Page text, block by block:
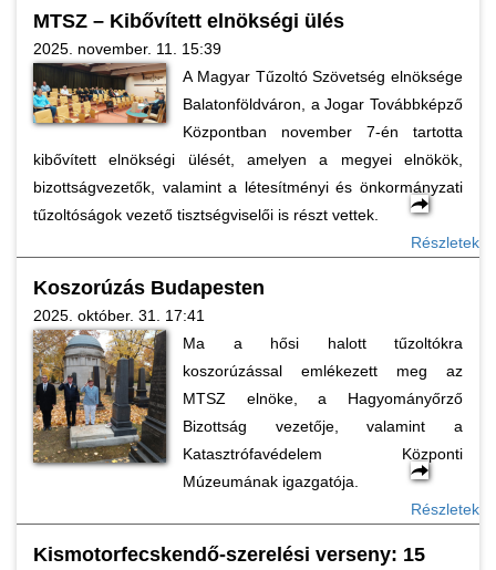
MTSZ – Kibővített elnökségi ülés
2025. november. 11. 15:39
A Magyar Tűzoltó Szövetség elnöksége
Balatonföldváron, a Jogar Továbbképző
Központban november 7-én tartotta
kibővített elnökségi ülését, amelyen a megyei elnökök,
bizottságvezetők, valamint a létesítményi és önkormányzati
tűzoltóságok vezető tisztségviselői is részt vettek.
Részletek
Koszorúzás Budapesten
2025. október. 31. 17:41
Ma a hősi halott tűzoltókra
koszorúzással emlékezett meg az
MTSZ elnöke, a Hagyományőrző
Bizottság vezetője, valamint a
Katasztrófavédelem Központi
Múzeumának igazgatója.
Részletek
Kismotorfecskendő-szerelési verseny: 15